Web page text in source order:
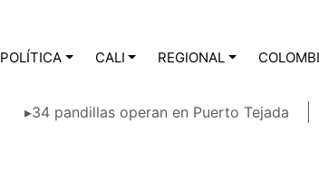
POLÍTICA CALI REGIONAL
▸34 pandillas operan en Puerto Tejada